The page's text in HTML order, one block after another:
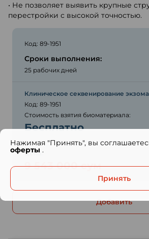
• Не позволяет выявить крупные
перестройки с высокой точностью.
Код: 89-1951
Сроки выполнения:
25 рабочих дней
Клиническое секвенирование
Код: 89-1951
Стоимость взятия биоматериала:
Бесплатно
Цена:
9 543 000 сум
Добавить
Нажимая "Принять", вы
оферты .
Принять